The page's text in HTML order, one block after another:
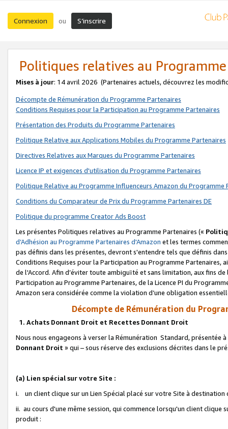
Connexion ou S’inscrire
Politiques relatives au
Mises à jour: 14 avril 2026 (Partenaires actuels, découvrez les
Décompte de Rémunération du Programme Partenaires
Conditions Requises pour la Participation au Programme Partenaires
Présentation des Produits du Programme Partenaires
Politique Relative aux Applications Mobiles du Programme Partenaires
Directives Relatives aux Marques du Programme Partenaires
Licence IP et exigences d'utilisation du Programme Partenaires
Politique Relative au Programme Influenceurs Amazon du Programme
Conditions du Comparateur de Prix du Programme Partenaires DE
Politique du programme Creator Ads Boost
Les présentes Politiques relatives au Programme Partenaires («
d’Adhésion au Programme Partenaires d'Amazon et les termes
pas définis dans les présentes, devront s'entendre tels que définis
Conditions Requises pour la Participation au Programme Partenaires,
de l'Accord. Afin d’éviter toute ambiguïté et sans limitation, aux fins
Participation au Programme Partenaires, de la Licence PI du
Amazon sera considérée comme la violation d’une obligation
Décompte de Rémunération du
1. Achats Donnant Droit et Recettes Donnant Droit
Nous nous engageons à verser la Rémunération Standard, présentée
Donnant Droit » qui – sous réserve des exclusions décrites dans le
(a) Lien spécial sur votre Site :
i. un client clique sur un Lien Spécial placé sur votre Site à destination
ii. au cours d'une même session, qui commence lorsqu'un client
produit :